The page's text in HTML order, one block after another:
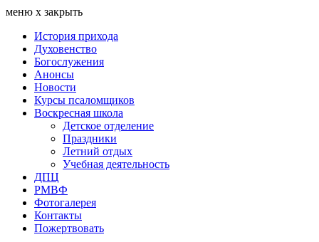
меню х закрыть
История прихода
Духовенство
Богослужения
Анонсы
Новости
Курсы псаломщиков
Воскресная школа
Детское отделение
Праздники
Летний отдых
Учебная деятельность
ДПЦ
РМВФ
Фотогалерея
Контакты
Пожертвовать